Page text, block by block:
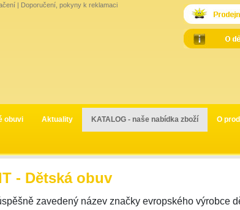
| Doporučení, pokyny k reklamaci
obuvi Aktuality KATALOG - naše nabídka zboží O
- Dětská obuv
zavedený název značky evropského výrobce